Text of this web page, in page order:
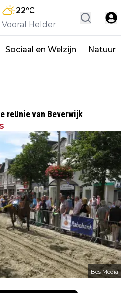
22°C
Vooral Helder
Sociaal en Welzijn Natuur
reünie van Beverwijk
Bos Media